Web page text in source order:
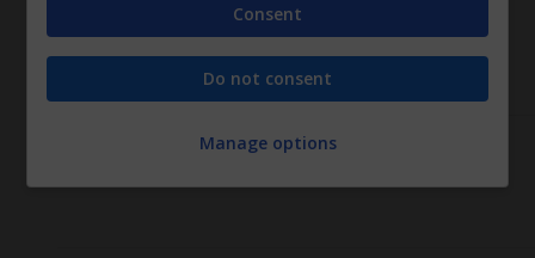
reiterazione patto prova
Consent
Do not consent
Manage options